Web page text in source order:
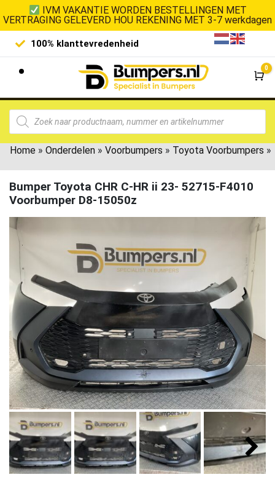
IVM VAKANTIE WORDEN BESTELLINGEN MET
VERTRAGING GELEVERD HOU REKENING MET 3-7 werkdagen
Laagste prijsgarantie De
0
Home » Onderdelen » Voorbumpers » Toyota Voorbumpers »
Bumper Toyota CHR C-HR ii 23- 52715-F4010
Voorbumper D8-15050z